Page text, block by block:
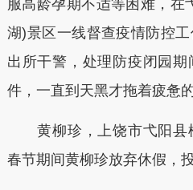
服高龄孕期不适等困难，在
湖)景区一线督查疫情防控
出所干警，处理防疫闭园
件，一直到天黑才拖着疲惫
黄柳珍，上饶市弋阳县
春节期间黄柳珍放弃休假，